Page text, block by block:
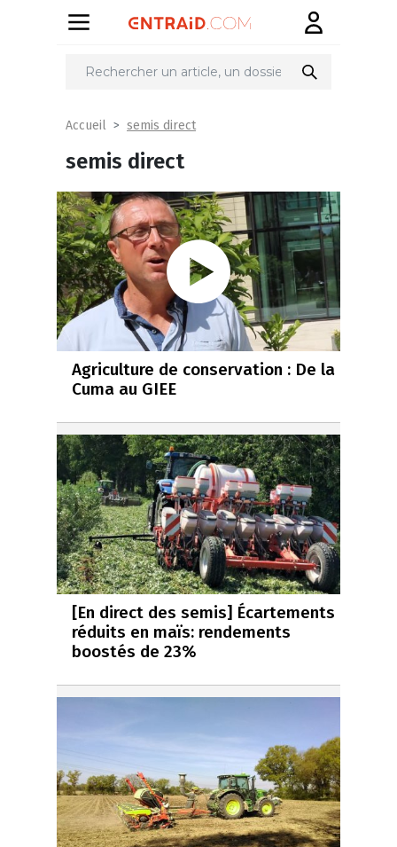
Accueil semis direct
semis direct
Agriculture de conservation : De la
Cuma au GIEE
[En direct des semis] Écartements
réduits en maïs: rendements
boostés de 23%